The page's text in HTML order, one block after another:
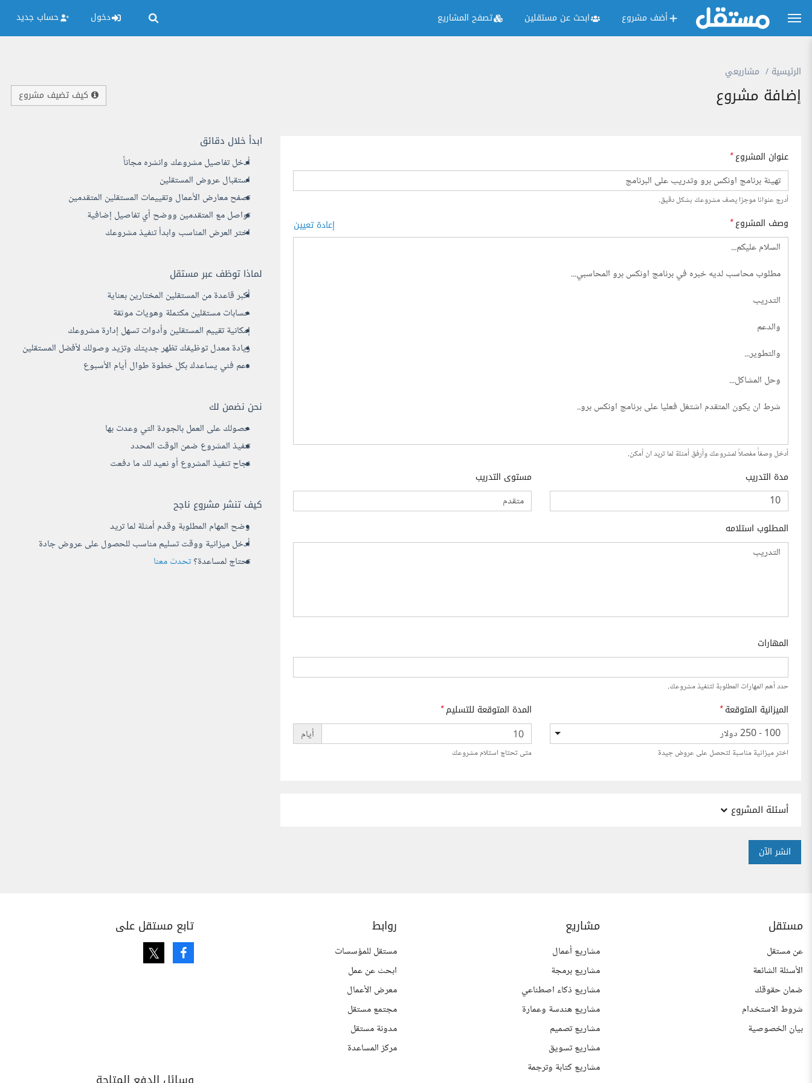
أضف مشروع ابحث عن مستقلين تصفح المشاريع دخول حساب جديد
الرئيسية مشاريعي
إضافة مشروع كيف تضيف مشروع
ابدأ خلال دقائق
أدخل تفاصيل مشروعك وانشره مجاناً
استقبال عروض المستقلين
تصفح معارض الأعمال وتقييمات المستقلين المتقدمين
تواصل مع المتقدمين ووضح أي تفاصيل إضافية
اختر العرض المناسب وابدأ تنفيذ مشروعك
لماذا توظف عبر مستقل
أكبر قاعدة من المستقلين المختارين بعناية
حسابات مستقلين مكتملة وهويات موثقة
إمكانية تقييم المستقلين وأدوات تسهل إدارة مشروعك
زيادة معدل توظيفك تظهر جديتك وتزيد وصولك لأفضل المستقلين
دعم فني يساعدك بكل خطوة طوال أيام الأسبوع
نحن نضمن لك
حصولك على العمل بالجودة التي وعدت بها
تنفيذ المشروع ضمن الوقت المحدد
نجاح تنفيذ المشروع أو نعيد لك ما دفعت
كيف تنشر مشروع ناجح
وضح المهام المطلوبة وقدم أمثلة لما تريد
أدخل ميزانية ووقت تسليم مناسب للحصول على عروض جادة
تحتاج لمساعدة؟تحدث معنا
عنوان المشروع*
أدرج عنوانا موجزا يصف مشروعك بشكل دقيق.
وصف المشروع* إعادة تعيين
أدخل وصفاً مفصلاً لمشروعك وأرفق أمثلة لما تريد ان أمكن.
مدة التدريب مستوى التدريب
المطلوب استلامه
المهارات
حدد أهم المهارات المطلوبة لتنفيذ مشروعك.
الميزانية المتوقعة*
100 - 250 دولار
اختر ميزانية مناسبة لتحصل على عروض جيدة
المدة المتوقعة للتسليم*
أيام
متى تحتاج استلام مشروعك
أسئلة المشروع
انشر الآن
مستقل
عن مستقل
الأسئلة الشائعة
ضمان حقوقك
شروط الاستخدام
بيان الخصوصية
مشاريع
مشاريع أعمال
مشاريع برمجة
مشاريع ذكاء اصطناعي
مشاريع هندسة وعمارة
مشاريع تصميم
مشاريع تسويق
مشاريع كتابة وترجمة
روابط
مستقل للمؤسسات
ابحث عن عمل
معرض الأعمال
مجتمع مستقل
مدونة مستقل
مركز المساعدة
تابع مستقل على
Facebook
Twitter